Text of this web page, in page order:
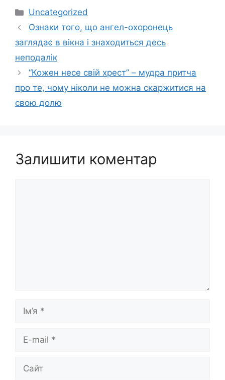
Категорії
Uncategorized
Ознаки того, що ангел-охоронець
заглядає в вікна і знаходиться десь
неподалік
“Кожен несе свій хрест” – мудра притча
про те, чому ніколи не можна скаржитися на
свою долю
Залишити коментар
Ім’я
Сайт